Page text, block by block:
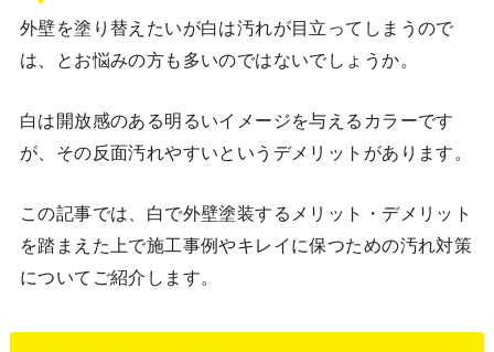
外壁を塗り替えたいが白は汚れが目立ってしまうので
は、とお悩みの方も多いのではないでしょうか。
白は開放感のある明るいイメージを与えるカラーです
が、その反面汚れやすいというデメリットがあります。
この記事では、白で外壁塗装するメリット・デメリット
を踏まえた上で施工事例やキレイに保つための汚れ対策
についてご紹介します。